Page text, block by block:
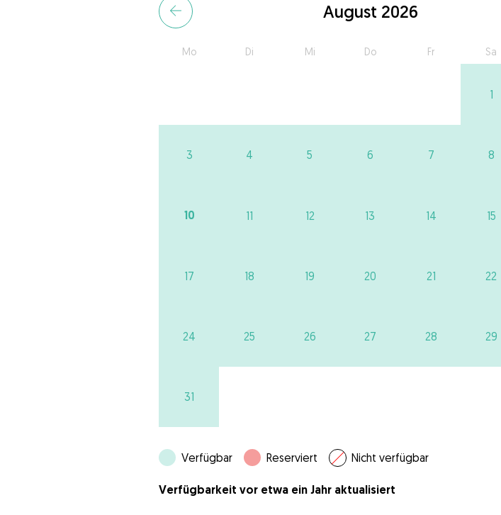
August 2026
Mo Di Mi Do Fr Sa
1
3 4 5 6 7 8
10 11 12 13 14 15
17 18 19 20 21 22
24 25 26 27 28 29
31
Verfügbar Reserviert Nicht verfügbar
Verfügbarkeit vor etwa ein Jahr aktualisiert